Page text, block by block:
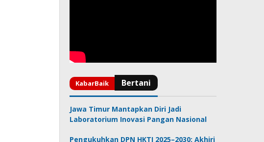
Jawa Timur Mantapkan Diri Jadi
Laboratorium Inovasi Pangan Nasional
Pengukuhkan DPN HKTI 2025–2030: Akhiri